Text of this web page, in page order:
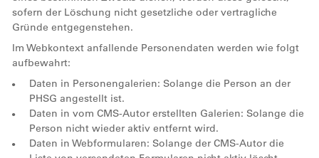
sofern der Löschung nicht gesetzliche oder vertragliche
Gründe entgegenstehen.
Im Webkontext anfallende Personendaten werden wie folgt
aufbewahrt:
Daten in Personengalerien: Solange die Person an der
PHSG angestellt ist.
Daten in vom CMS-Autor erstellten Galerien: Solange die
Person nicht wieder aktiv entfernt wird.
Daten in Webformularen: Solange der CMS-Autor die